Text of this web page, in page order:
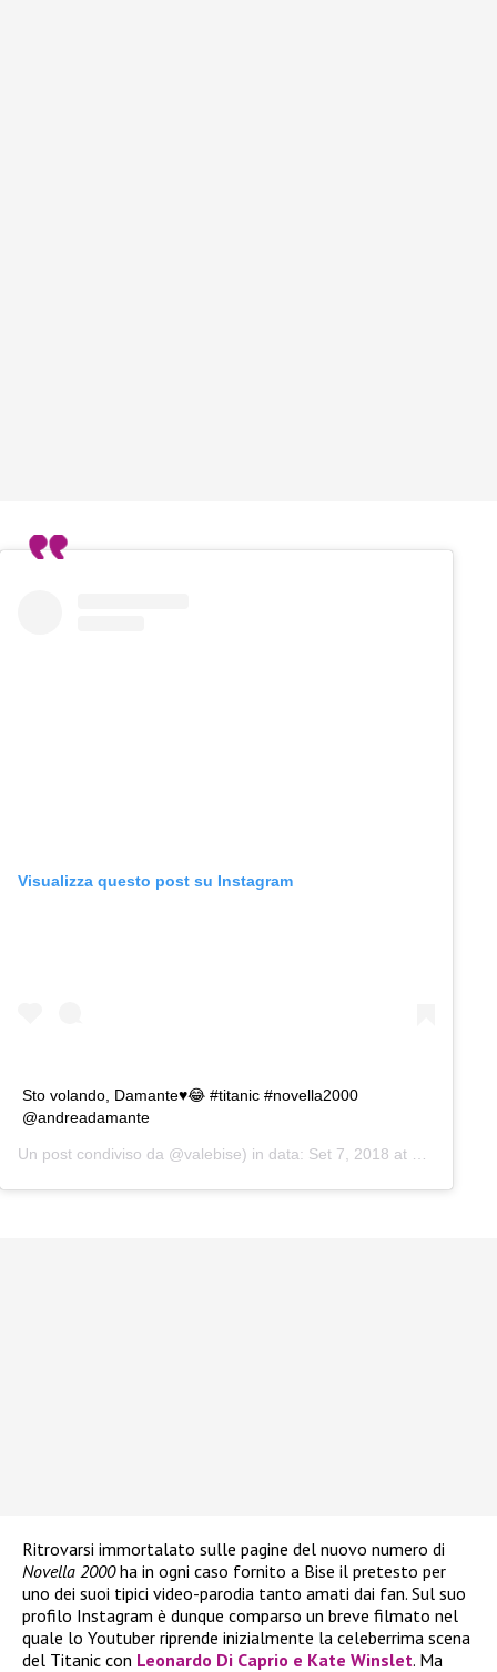
Visualizza questo post su Instagram
Sto volando, Damante♥️😂 #titanic #novella2000
@andreadamante
Un post condiviso da @valebise) in data: Set 7, 2018 at 9:14 PDT
Ritrovarsi immortalato sulle pagine del nuovo numero di
Novella 2000ha in ogni caso fornito a Bise il pretesto per
uno dei suoi tipici video-parodia tanto amati dai fan. Sul suo
profilo Instagram è dunque comparso un breve filmato nel
quale lo Youtuber riprende inizialmente la celeberrima scena
del Titanic con Leonardo Di Caprio e Kate Winslet. Ma